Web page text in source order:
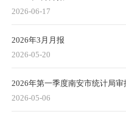
2026-06-17
2026年3月月报
2026-05-20
2026年第一季度南安市统计局审
2026-05-06